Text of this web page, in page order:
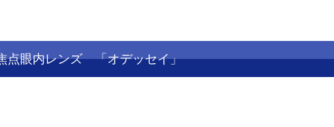
点眼内レンズ 「オデッセイ」